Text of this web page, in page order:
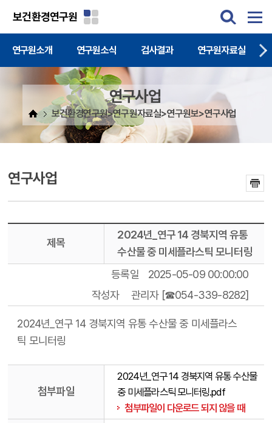
보건환경연구원
연구원소개 연구원소식 검사결과 연구원자료실
연구사업
보건환경연구원>연구원자료실>연구원보>연구사업
연구사업
제목
2024년_연구 14 경북지역 유통
수산물 중 미세플라스틱 모니터링
등록일
2025-05-09 00:00:00
작성자
관리자 [☎054-339-8282]
2024년_연구 14 경북지역 유통 수산물 중 미세플라스
틱 모니터링
첨부파일
2024년_연구 14 경북지역 유통 수산물
중 미세플라스틱 모니터링.pdf
첨부파일이 다운로드 되지 않을 때